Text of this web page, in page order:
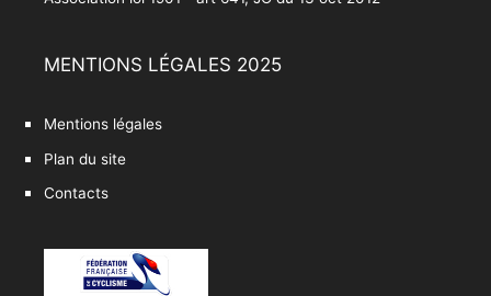
MENTIONS LÉGALES 2025
Mentions légales
Plan du site
Contacts